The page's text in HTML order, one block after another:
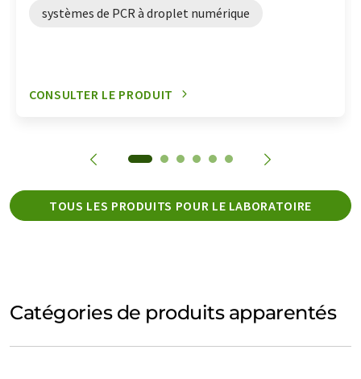
systèmes de PCR à droplet numérique
CONSULTER LE PRODUIT
TOUS LES PRODUITS POUR LE LABORATOIRE
Catégories de produits apparentés